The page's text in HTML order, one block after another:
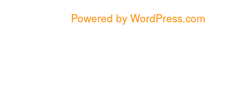
Powered by WordPress.com